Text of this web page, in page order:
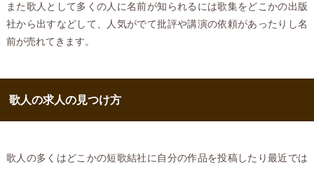
また歌人として多くの人に名前が知られるには歌集をどこかの出版
社から出すなどして、人気がでて批評や講演の依頼があったりし名
前が売れてきます。
歌人の求人の見つけ方
歌人の多くはどこかの短歌結社に自分の作品を投稿したり最近では